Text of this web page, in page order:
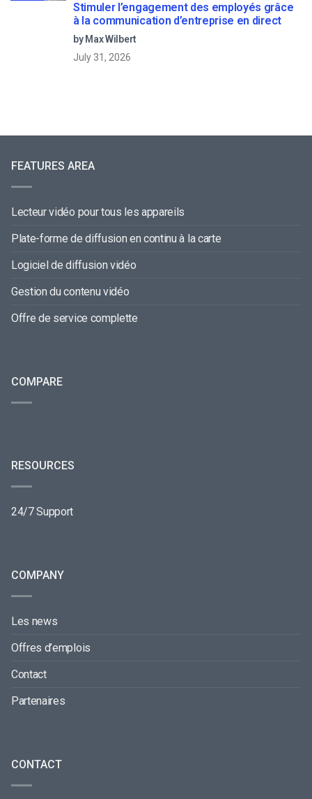
Stimuler l’engagement des employés grâce
à la communication d’entreprise en direct
by Max Wilbert
July 31, 2026
FEATURES AREA
Lecteur vidéo pour tous les appareils
Plate-forme de diffusion en continu à la carte
Logiciel de diffusion vidéo
Gestion du contenu vidéo
Offre de service complette
COMPARE
RESOURCES
24/7 Support
COMPANY
Les news
Offres d’emplois
Contact
Partenaires
CONTACT